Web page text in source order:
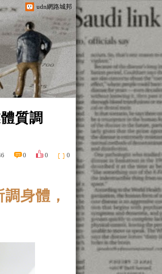
udn網路城邦
質調
0 0 0
身體，